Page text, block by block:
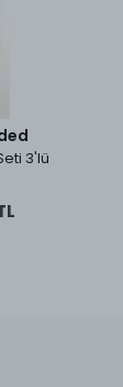
3'lü